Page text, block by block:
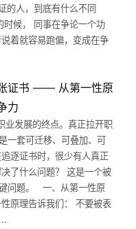
的人，到底有什么不同
时候， 同事在争论一个功
着就容易跑偏，变成在争
证书 —— 从第一性原
力
业发展的终点。真正拉开职
一套可迁移、可叠加、可
逐证书时，很少有人真正
了什么问题？ 这是一个被
问题。 一、从第一性原
原理告诉我们： 不要被表